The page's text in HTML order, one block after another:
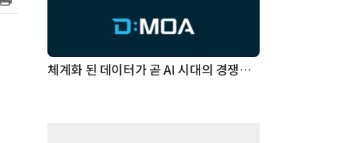
체계화 된 데이터가 곧 AI 시대의 경쟁력이다